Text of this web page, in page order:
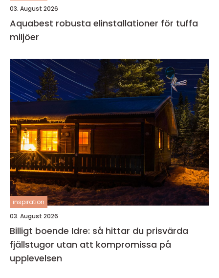
03. August 2026
Aquabest robusta elinstallationer för tuffa
miljöer
inspiration
03. August 2026
Billigt boende Idre: så hittar du prisvärda
fjällstugor utan att kompromissa på
upplevelsen